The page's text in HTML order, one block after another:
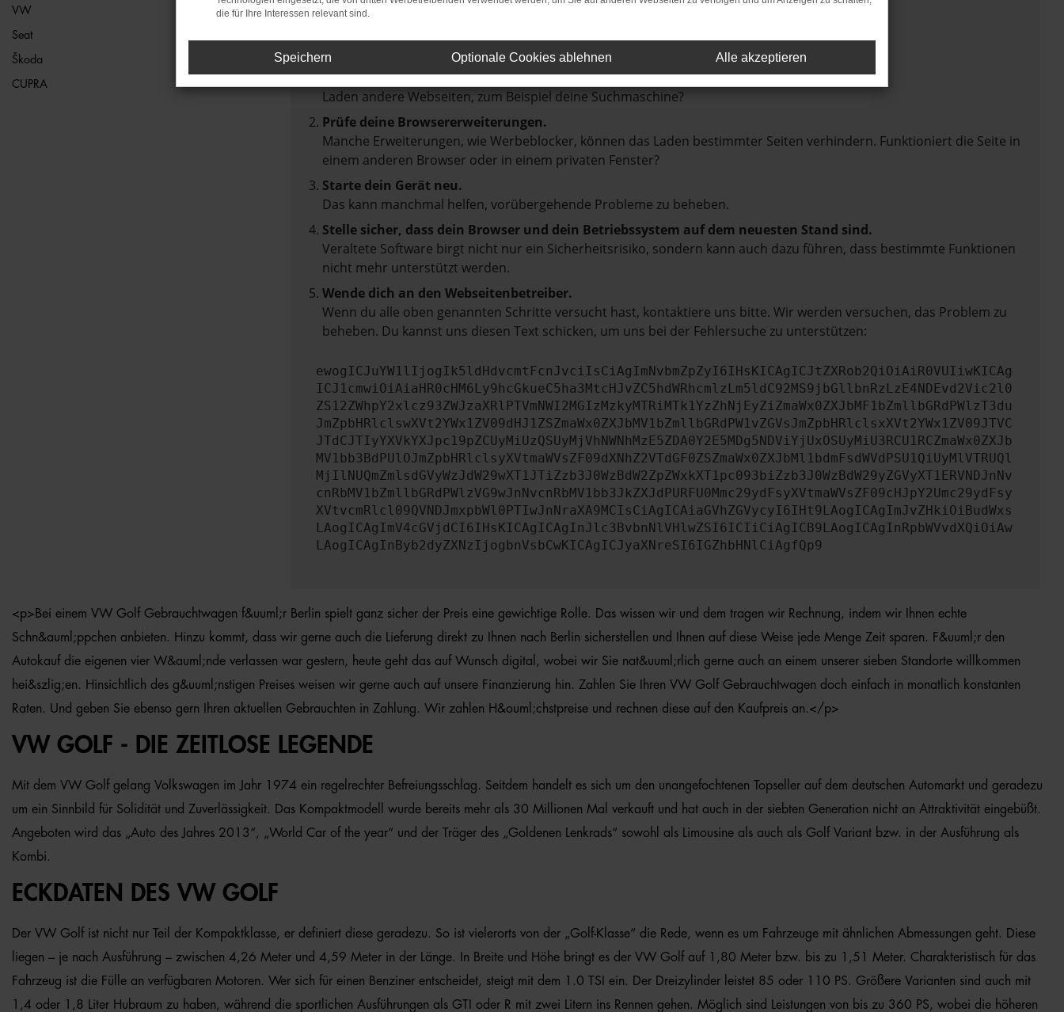
VW
Seat
Škoda
CUPRA
Hier sind ein paar Tipps, die dir helfen können:
Überprüfe deine Firewall und deine Internetverbindung.
Laden andere Webseiten, zum Beispiel deine Suchmaschine?
Prüfe deine Browsererweiterungen.
Manche Erweiterungen, wie Werbeblocker, können das Laden bestimmter Seiten verhindern. Funktioniert die Seite in
einem anderen Browser oder in einem privaten Fenster?
Starte dein Gerät neu.
Das kann manchmal helfen, vorübergehende Probleme zu beheben.
Stelle sicher, dass dein Browser und dein Betriebssystem auf dem neuesten Stand sind.
Veraltete Software birgt nicht nur ein Sicherheitsrisiko, sondern kann auch dazu führen, dass bestimmte Funktionen
nicht mehr unterstützt werden.
Wende dich an den Webseitenbetreiber.
Wenn du alle oben genannten Schritte versucht hast, kontaktiere uns bitte. Wir werden versuchen, das Problem zu
beheben. Du kannst uns diesen Text schicken, um uns bei der Fehlersuche zu unterstützen:
ewogICJuYW1lIjogIk5ldHdvcmtFcnJvciIsCiAgImNvbmZpZyI6IHsKICAgICJtZXRob2QiOiAiR0VUIiwKICAg
ICJ1cmwiOiAiaHR0cHM6Ly9hcGkueC5ha3MtcHJvZC5hdWRhcmlzLm5ldC92MS9jbGllbnRzLzE4NDEvd2Vic2l0
ZS12ZWhpY2xlcz93ZWJzaXRlPTVmNWI2MGIzMzkyMTRiMTk1YzZhNjEyZiZmaWx0ZXJbMF1bZmllbGRdPWlzT3du
JmZpbHRlclswXVt2YWx1ZV09dHJ1ZSZmaWx0ZXJbMV1bZmllbGRdPW1vZGVsJmZpbHRlclsxXVt2YWx1ZV09JTVC
JTdCJTIyYXVkYXJpc19pZCUyMiUzQSUyMjVhNWNhMzE5ZDA0Y2E5MDg5NDViYjUxOSUyMiU3RCU1RCZmaWx0ZXJb
MV1bb3BdPUlOJmZpbHRlclsyXVtmaWVsZF09dXNhZ2VTdGF0ZSZmaWx0ZXJbMl1bdmFsdWVdPSU1QiUyMlVTRUQl
MjIlNUQmZmlsdGVyWzJdW29wXT1JTiZzb3J0WzBdW2ZpZWxkXT1pc093biZzb3J0WzBdW29yZGVyXT1ERVNDJnNv
cnRbMV1bZmllbGRdPWlzVG9wJnNvcnRbMV1bb3JkZXJdPURFU0Mmc29ydFsyXVtmaWVsZF09cHJpY2Umc29ydFsy
XVtvcmRlcl09QVNDJmxpbWl0PTIwJnNraXA9MCIsCiAgICAiaGVhZGVycyI6IHt9LAogICAgImJvZHkiOiBudWxs
LAogICAgImV4cGVjdCI6IHsKICAgICAgInJlc3BvbnNlVHlwZSI6ICIiCiAgICB9LAogICAgInRpbWVvdXQiOiAw
LAogICAgInByb2dyZXNzIjogbnVsbCwKICAgICJyaXNreSI6IGZhbHNlCiAgfQp9
<p>Bei einem VW Golf Gebrauchtwagen f&uuml;r Berlin spielt ganz sicher der Preis eine gewichtige Rolle. Das wissen wir und dem tragen wir Rechnung, indem wir Ihnen echte
Schn&auml;ppchen anbieten. Hinzu kommt, dass wir gerne auch die Lieferung direkt zu Ihnen nach Berlin sicherstellen und Ihnen auf diese Weise jede Menge Zeit sparen. F&uuml;r den
Autokauf die eigenen vier W&auml;nde verlassen war gestern, heute geht das auf Wunsch digital, wobei wir Sie nat&uuml;rlich gerne auch an einem unserer sieben Standorte willkommen
hei&szlig;en. Hinsichtlich des g&uuml;nstigen Preises weisen wir gerne auch auf unsere Finanzierung hin. Zahlen Sie Ihren VW Golf Gebrauchtwagen doch einfach in monatlich konstanten
Raten. Und geben Sie ebenso gern Ihren aktuellen Gebrauchten in Zahlung. Wir zahlen H&ouml;chstpreise und rechnen diese auf den Kaufpreis an.</p>
VW GOLF - DIE ZEITLOSE LEGENDE
Mit dem VW Golf gelang Volkswagen im Jahr 1974 ein regelrechter Befreiungsschlag. Seitdem handelt es sich um den unangefochtenen Topseller auf dem deutschen Automarkt und geradezu
um ein Sinnbild für Solidität und Zuverlässigkeit. Das Kompaktmodell wurde bereits mehr als 30 Millionen Mal verkauft und hat auch in der siebten Generation nicht an Attraktivität eingebüßt.
Angeboten wird das „Auto des Jahres 2013“, „World Car of the year“ und der Träger des „Goldenen Lenkrads“ sowohl als Limousine als auch als Golf Variant bzw. in der Ausführung als
Kombi.
ECKDATEN DES VW GOLF
Der VW Golf ist nicht nur Teil der Kompaktklasse, er definiert diese geradezu. So ist vielerorts von der „Golf-Klasse“ die Rede, wenn es um Fahrzeuge mit ähnlichen Abmessungen geht. Diese
liegen – je nach Ausführung – zwischen 4,26 Meter und 4,59 Meter in der Länge. In Breite und Höhe bringt es der VW Golf auf 1,80 Meter bzw. bis zu 1,51 Meter. Charakteristisch für das
Fahrzeug ist die Fülle an verfügbaren Motoren. Wer sich für einen Benziner entscheidet, steigt mit dem 1.0 TSI ein. Der Dreizylinder leistet 85 oder 110 PS. Größere Varianten sind auch mit
1,4 oder 1,8 Liter Hubraum zu haben, während die sportlichen Ausführungen als GTI oder R mit zwei Litern ins Rennen gehen. Möglich sind Leistungen von bis zu 360 PS, wobei die höheren
die für Ihre Interessen relevant sind.
Speichern Optionale Cookies ablehnen Alle akzeptieren